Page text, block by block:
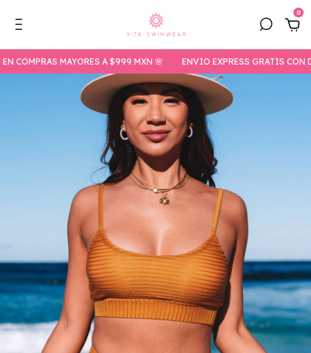
0
MAYORES A $999 MXN 🌸 ENVIO EXPRESS GRATIS CON DHL